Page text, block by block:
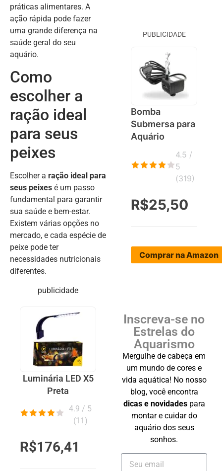
práticas alimentares. A
ação rápida pode fazer
uma grande diferença na
saúde geral do seu
aquário.
Como
escolher a
ração ideal
para seus
peixes
Escolher a ração ideal para
seus peixes é um passo
fundamental para garantir
sua saúde e bem-estar.
Existem várias opções no
mercado, e cada espécie de
peixe pode ter
necessidades nutricionais
diferentes.
publicidade
Luminária LED X5
Preta
4.9 / 5
(11)
R$176,41
PUBLICIDADE
Bomba
Submersa para
Aquário
4.5 /
5
(319)
R$25,50
Comprar na Amazon
Inscreva-se no
Estrelas do
Aquarismo
Mergulhe de cabeça em
um mundo de cores e
vida aquática! No nosso
blog, você encontra
dicas e novidadespara
montar e cuidar do
aquário dos seus
sonhos.